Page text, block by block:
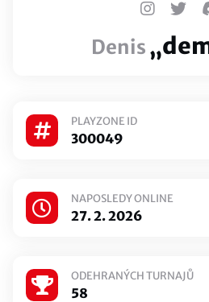
Denis
PLAYZONE ID
300049
NAPOSLEDY ONLINE
27. 2. 2026
ODEHRANÝCH TURNAJŮ
58